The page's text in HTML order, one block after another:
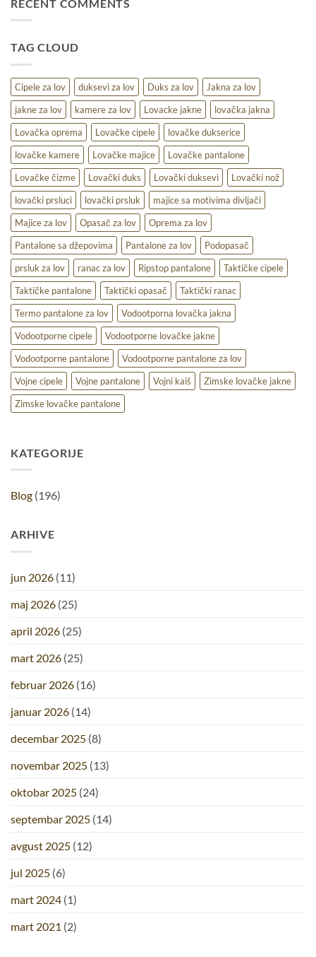
na
terenu
RECENT COMMENTS
TAG CLOUD
Cipele za lov duksevi za lov Duks za lov
Jakna za lov
jakne za lov
kamere za lov Lovacke jakne
lovačka jakna
Lovačka oprema
Lovačke cipele
lovačke dukserice
lovačke kamere
Lovačke majice
Lovačke pantalone
Lovačke čizme
Lovački duks Lovački duksevi
Lovački nož
lovački prsluci
lovački prsluk
majice sa motivima divljači
Majice za lov
Opasač za lov
Oprema za lov
Pantalone sa džepovima
Pantalone za lov
Podopasač
prsluk za lov
ranac za lov Ripstop pantalone
Taktičke cipele
Taktičke pantalone
Taktički opasač
Taktički ranac
Termo pantalone za lov
Vodootporna lovačka jakna
Vodootporne cipele
Vodootporne lovačke jakne
Vodootporne pantalone
Vodootporne pantalone za lov
Vojne cipele
Vojne pantalone Vojni kaiš
Zimske lovačke jakne
Zimske lovačke pantalone
KATEGORIJE
Blog (196)
ARHIVE
jun 2026 (11)
maj 2026 (25)
april 2026 (25)
mart 2026 (25)
februar 2026 (16)
januar 2026 (14)
decembar 2025 (8)
novembar 2025 (13)
oktobar 2025 (24)
septembar 2025 (14)
avgust 2025 (12)
jul 2025 (6)
mart 2024 (1)
mart 2021 (2)